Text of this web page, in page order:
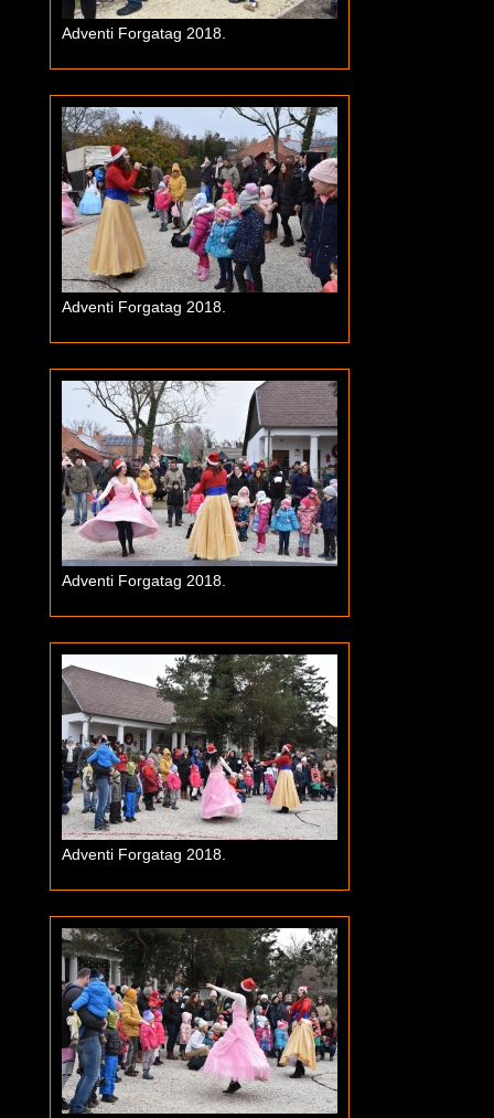
Adventi Forgatag 2018.
Adventi Forgatag 2018.
Adventi Forgatag 2018.
Adventi Forgatag 2018.